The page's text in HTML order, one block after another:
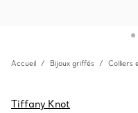
Accueil Bijoux griffés Colliers
Tiffany Knot